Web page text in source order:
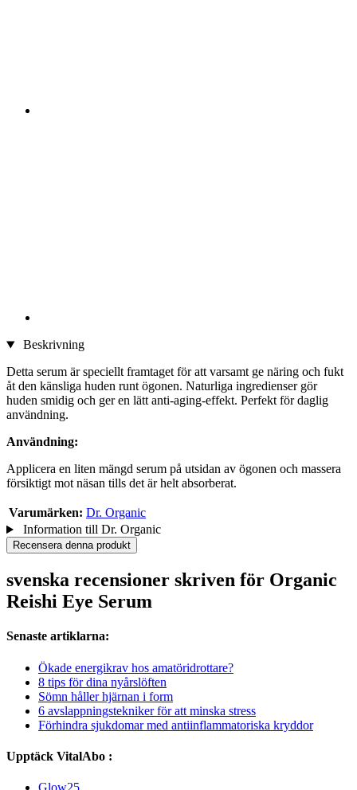
Beskrivning
Detta serum är speciellt framtaget för att varsamt ge näring och fukt
åt den känsliga huden runt ögonen. Naturliga ingredienser gör
huden smidig och ger en lätt anti-aging-effekt. Perfekt för daglig
användning.
Användning:
Applicera en liten mängd serum på utsidan av ögonen och massera
försiktigt mot näsan tills det är helt absorberat.
Varumärken: Dr. Organic
Information till Dr. Organic
Recensera denna produkt
svenska recensioner skriven för Organic
Reishi Eye Serum
Senaste artiklarna:
Ökade energikrav hos amatöridrottare?
8 tips för dina nyårslöften
Sömn håller hjärnan i form
6 avslappningstekniker för att minska stress
Förhindra sjukdomar med antiinflammatoriska kryddor
Upptäck VitalAbo :